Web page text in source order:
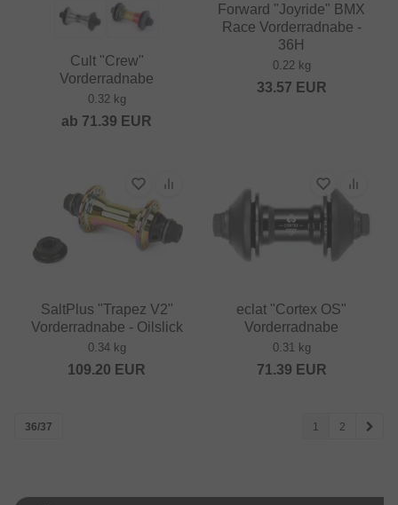
Cult "Crew"
Vorderradnabe
0.32 kg
ab 71.39 EUR
Forward "Joyride" BMX
Race Vorderradnabe -
36H
0.22 kg
33.57 EUR
SaltPlus "Trapez V2"
Vorderradnabe - Oilslick
0.34 kg
109.20 EUR
eclat "Cortex OS"
Vorderradnabe
0.31 kg
71.39 EUR
36/37 1 2